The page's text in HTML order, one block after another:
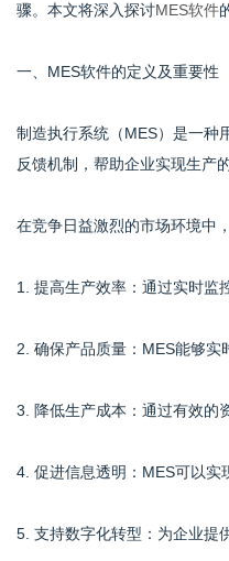
骤。本文将深入探讨MES软件
一、MES软件的定义及重要性
制造执行系统（MES）是一种
反馈机制，帮助企业实现生产
在竞争日益激烈的市场环境中
1. 提高生产效率：通过实时监
2. 确保产品质量：MES能够
3. 降低生产成本：通过有效的
4. 促进信息透明：MES可以实
5. 支持数字化转型：为企业提